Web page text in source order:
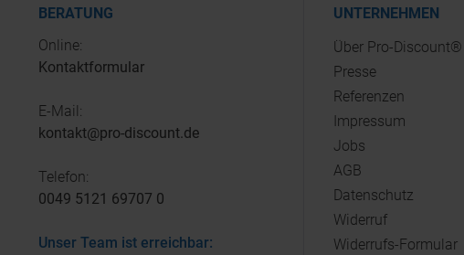
BERATUNG
Online:
Kontaktformular
E-Mail:
kontakt@pro-discount.de
Telefon:
0049 5121 69707 0
Unser Team ist erreichbar:
UNTERNEHMEN
Über Pro-Discount®
Presse
Referenzen
Impressum
Jobs
AGB
Datenschutz
Widerruf
Widerrufs-Formular